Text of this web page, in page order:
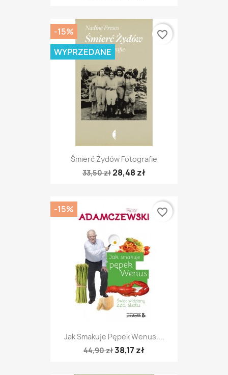
Śmierć Żydów Fotografie
33,50 zł28,48 zł
-15%
WYPRZEDANE
favorite_border
Jak Smakuje Pępek Wenus....
44,90 zł38,17 zł
-15% favorite_border